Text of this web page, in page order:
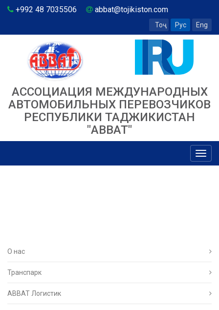
+992 48 7035506 abbat@tojikiston.com
Тоҷ Рус Eng
АССОЦИАЦИЯ МЕЖДУНАРОДНЫХ
АВТОМОБИЛЬНЫХ ПЕРЕВОЗЧИКОВ
РЕСПУБЛИКИ ТАДЖИКИСТАН
"ABBAT"
О нас
Транспарк
ABBAT Логистик